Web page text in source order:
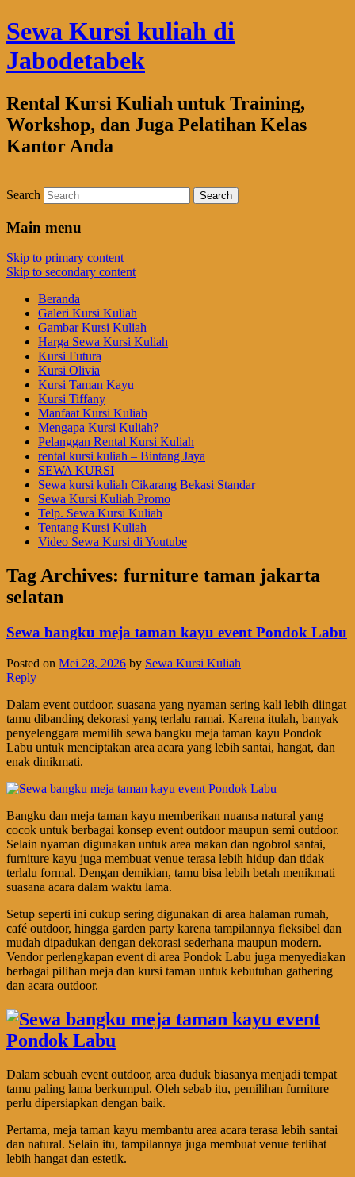
Sewa Kursi kuliah di
Jabodetabek
Rental Kursi Kuliah untuk Training,
Workshop, dan Juga Pelatihan Kelas
Kantor Anda
Search
Main menu
Skip to primary content
Skip to secondary content
Beranda
Galeri Kursi Kuliah
Gambar Kursi Kuliah
Harga Sewa Kursi Kuliah
Kursi Futura
Kursi Olivia
Kursi Taman Kayu
Kursi Tiffany
Manfaat Kursi Kuliah
Mengapa Kursi Kuliah?
Pelanggan Rental Kursi Kuliah
rental kursi kuliah – Bintang Jaya
SEWA KURSI
Sewa kursi kuliah Cikarang Bekasi Standar
Sewa Kursi Kuliah Promo
Telp. Sewa Kursi Kuliah
Tentang Kursi Kuliah
Video Sewa Kursi di Youtube
Tag Archives: furniture taman jakarta
selatan
Sewa bangku meja taman kayu event Pondok Labu
Posted on Mei 28, 2026 by Sewa Kursi Kuliah
Reply
Dalam event outdoor, suasana yang nyaman sering kali lebih diingat
tamu dibanding dekorasi yang terlalu ramai. Karena itulah, banyak
penyelenggara memilih sewa bangku meja taman kayu Pondok
Labu untuk menciptakan area acara yang lebih santai, hangat, dan
enak dinikmati.
Bangku dan meja taman kayu memberikan nuansa natural yang
cocok untuk berbagai konsep event outdoor maupun semi outdoor.
Selain nyaman digunakan untuk area makan dan ngobrol santai,
furniture kayu juga membuat venue terasa lebih hidup dan tidak
terlalu formal. Dengan demikian, tamu bisa lebih betah menikmati
suasana acara dalam waktu lama.
Setup seperti ini cukup sering digunakan di area halaman rumah,
café outdoor, hingga garden party karena tampilannya fleksibel dan
mudah dipadukan dengan dekorasi sederhana maupun modern.
Vendor perlengkapan event di area Pondok Labu juga menyediakan
berbagai pilihan meja dan kursi taman untuk kebutuhan gathering
dan acara outdoor.
Dalam sebuah event outdoor, area duduk biasanya menjadi tempat
tamu paling lama berkumpul. Oleh sebab itu, pemilihan furniture
perlu dipersiapkan dengan baik.
Pertama, meja taman kayu membantu area acara terasa lebih santai
dan natural. Selain itu, tampilannya juga membuat venue terlihat
lebih hangat dan estetik.